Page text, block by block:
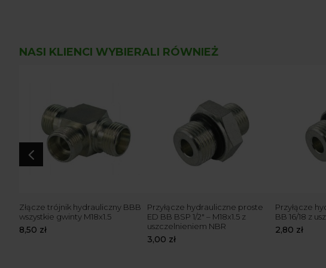
NASI KLIENCI WYBIERALI RÓWNIEŻ
4
Złącze trójnik hydrauliczny BBB
wszystkie gwinty M18x1.5
8,50 zł
Przyłącze hydrauliczne proste
ED BB BSP 1/2″ – M18x1.5 z
uszczelnieniem NBR
3,00 zł
Przyłącze
BB 16/18 z
2,80 zł